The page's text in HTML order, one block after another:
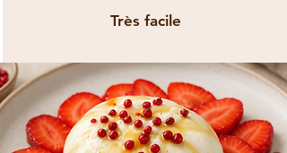
Très facile